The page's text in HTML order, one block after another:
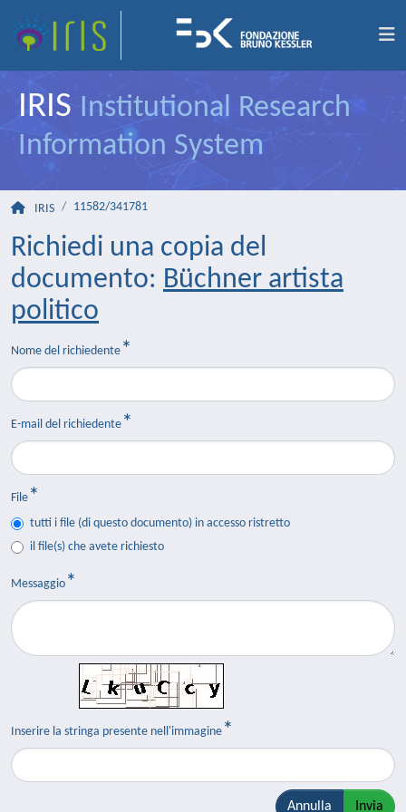
IRIS Institutional Research
Information System
IRIS 11582/341781
Richiedi una copia del
documento: Büchner artista
politico
Nome del richiedente
E-mail del richiedente
File
tutti i file (di questo documento) in accesso ristretto
il file(s) che avete richiesto
Messaggio
Inserire la stringa presente nell'immagine
Annulla Invia